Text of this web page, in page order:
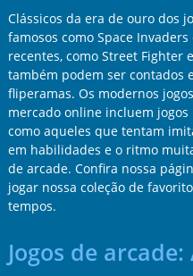
Clássicos da era de ouro dos
famosos como Space
recentes, como Street Fighter
também podem ser contados
fliperamas. Os modernos
mercado online incluem
como aqueles que tentam
em habilidades e o ritmo
de arcade. Confira nossa
jogar nossa coleção de
tempos.
Jogos de